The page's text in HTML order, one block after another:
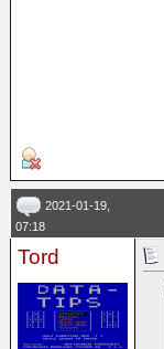
2021-01-19,
07:18
Tord